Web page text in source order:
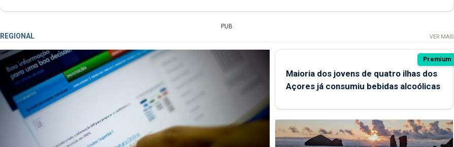
PUB
REGIONAL VER MAIS
Premium
Maioria dos jovens de quatro ilhas dos
Açores já consumiu bebidas alcoólicas